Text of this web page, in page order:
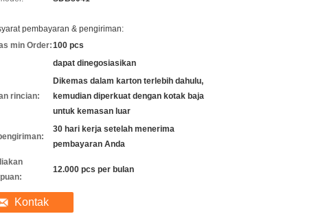
pembayaran & pengiriman:
min Order:100 pcs
dapat dinegosiasikan
rincian:
Dikemas dalam karton terlebih dahulu,
kemudian diperkuat dengan kotak baja
untuk kemasan luar
30 hari kerja setelah menerima
pembayaran Anda
12.000 pcs per bulan
Kontak